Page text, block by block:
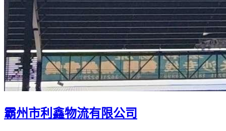
霸州市利鑫物流有限公司